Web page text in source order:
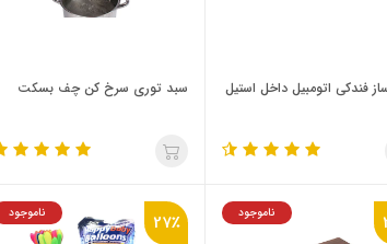
فندکی اتومبیل داخل استیل سبد توری سرخ کن چف بسکت
ناموجود 27٪ ناموجود